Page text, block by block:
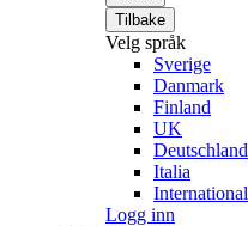
Tilbake
Velg språk
Sverige
Danmark
Finland
UK
Deutschland
Italia
International
Logg inn